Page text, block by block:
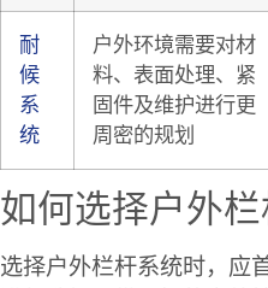
耐
候
系
统
户外环境需要对材
料、表面处理、紧
固件及维护进行更
周密的规划
如何选择户外
选择户外栏杆系统时，应